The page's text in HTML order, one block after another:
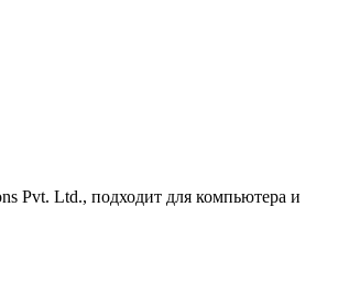
Pvt. Ltd., подходит для компьютера и